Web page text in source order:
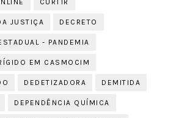
CURTIR
JUSTIÇA DECRETO
- PANDEMIA
EM CASMOCIM
DEDETIZADORA DEMITIDA
DEPENDÊNCIA QUÍMICA